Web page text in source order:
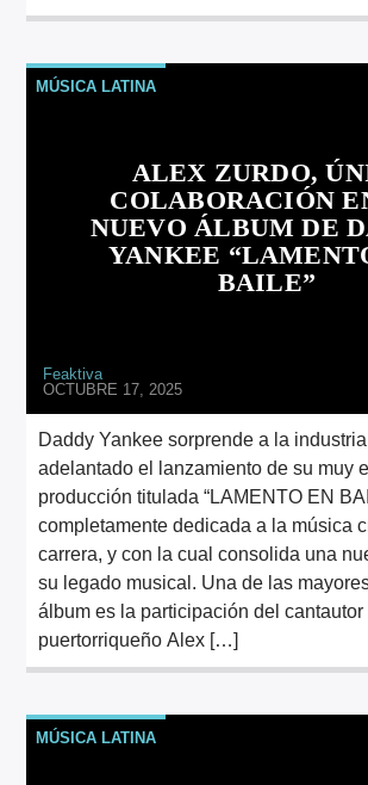
MÚSICA LATINA
ALEX ZURDO,
COLABORACIÓN
NUEVO ÁLBUM DE
YANKEE
BAILE”
Feaktiva
OCTUBRE 17, 2025
Daddy Yankee sorprende a la industria
adelantado el lanzamiento de su muy
producción titulada “LAMENTO EN
completamente dedicada a la música
carrera, y con la cual consolida una
su legado musical. Una de las
álbum es la participación del cantautor
puertorriqueño Alex […]
MÚSICA LATINA